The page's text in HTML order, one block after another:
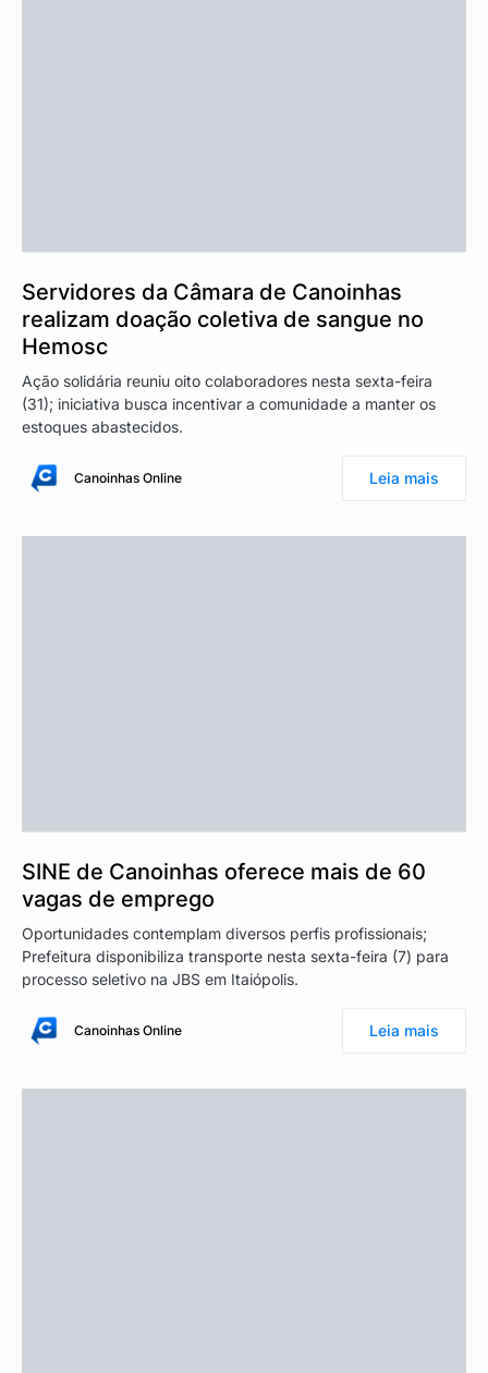
Servidores da Câmara de Canoinhas
realizam doação coletiva de sangue no
Hemosc
Ação solidária reuniu oito colaboradores nesta sexta-feira
(31); iniciativa busca incentivar a comunidade a manter os
estoques abastecidos.
Canoinhas Online Leia mais
SINE de Canoinhas oferece mais de 60
vagas de emprego
Oportunidades contemplam diversos perfis profissionais;
Prefeitura disponibiliza transporte nesta sexta-feira (7) para
processo seletivo na JBS em Itaiópolis.
Canoinhas Online Leia mais